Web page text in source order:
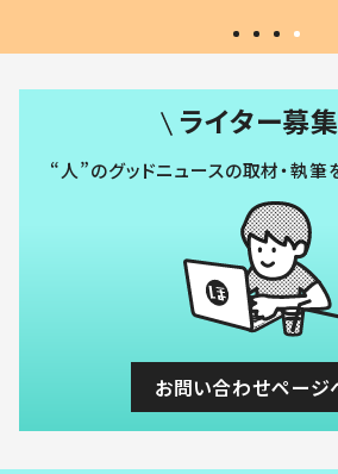
ライター募集
“人”のグッドニュースの取材・執筆
お問い合わせページ